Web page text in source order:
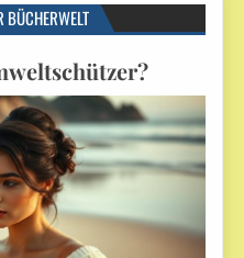
BÜCHERWELT